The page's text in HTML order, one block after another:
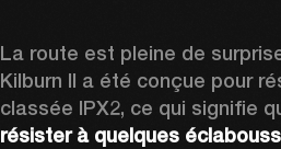
La route est pleine de
Kilburn II a été conçue pour
classée IPX2, ce qui signifie
résister à quelques